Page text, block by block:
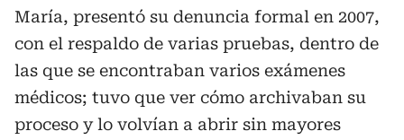
María, presentó su denuncia formal en 2007,
con el respaldo de varias pruebas, dentro de
las que se encontraban varios exámenes
médicos; tuvo que ver cómo archivaban su
proceso y lo volvían a abrir sin mayores